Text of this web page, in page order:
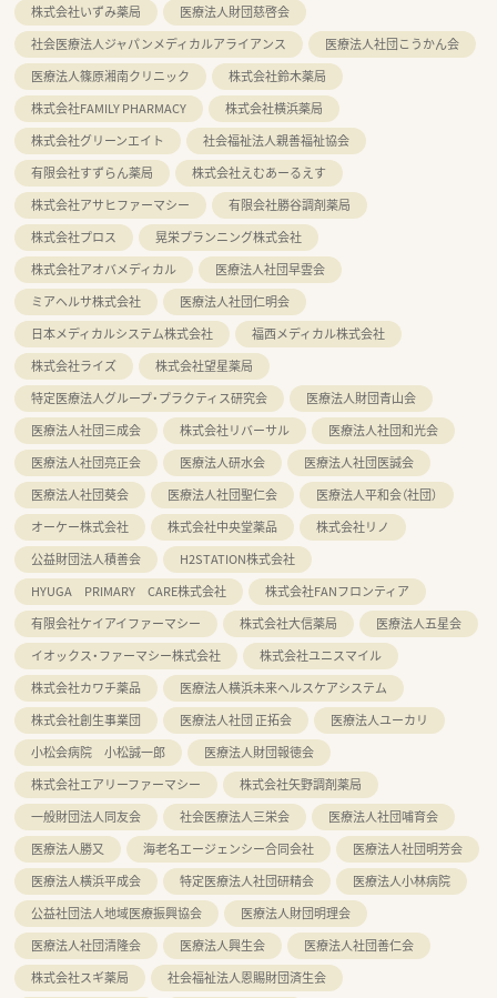
株式会社いずみ薬局
医療法人財団慈啓会
社会医療法人ジャパンメディカルアライアンス
医療法人社団こうかん会
医療法人篠原湘南クリニック
株式会社鈴木薬局
株式会社FAMILY PHARMACY
株式会社横浜薬局
株式会社グリーンエイト
社会福祉法人親善福祉協会
有限会社すずらん薬局
株式会社えむあーるえす
株式会社アサヒファーマシー
有限会社勝谷調剤薬局
株式会社プロス
晃栄プランニング株式会社
株式会社アオバメディカル
医療法人社団早雲会
ミアヘルサ株式会社
医療法人社団仁明会
日本メディカルシステム株式会社
福西メディカル株式会社
株式会社ライズ
株式会社望星薬局
特定医療法人グループ・プラクティス研究会
医療法人財団青山会
医療法人社団三成会
株式会社リバーサル
医療法人社団和光会
医療法人社団亮正会
医療法人研水会
医療法人社団医誠会
医療法人社団葵会
医療法人社団聖仁会
医療法人平和会（社団）
オーケー株式会社
株式会社中央堂薬品
株式会社リノ
公益財団法人積善会
H2STATION株式会社
HYUGA PRIMARY CARE株式会社
株式会社FANフロンティア
有限会社ケイアイファーマシー
株式会社大信薬局
医療法人五星会
イオックス・ファーマシー株式会社
株式会社ユニスマイル
株式会社カワチ薬品
医療法人横浜未来ヘルスケアシステム
株式会社創生事業団
医療法人社団 正拓会
医療法人ユーカリ
小松会病院 小松誠一郎
医療法人財団報徳会
株式会社エアリーファーマシー
株式会社矢野調剤薬局
一般財団法人同友会
社会医療法人三栄会
医療法人社団哺育会
医療法人勝又
海老名エージェンシー合同会社
医療法人社団明芳会
医療法人横浜平成会
特定医療法人社団研精会
医療法人小林病院
公益社団法人地域医療振興協会
医療法人財団明理会
医療法人社団清隆会
医療法人興生会
医療法人社団善仁会
株式会社スギ薬局
社会福祉法人恩賜財団済生会